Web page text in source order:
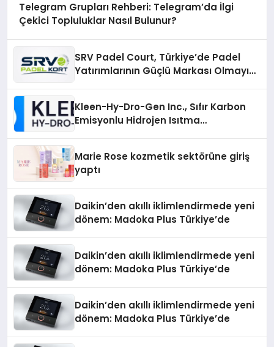
Telegram Grupları Rehberi: Telegram’da İlgi
Çekici Topluluklar Nasıl Bulunur?
SRV Padel Court, Türkiye’de Padel
Yatırımlarının Güçlü Markası Olmayı
Kleen-Hy-Dro-Gen Inc., Sıfır Karbon
Emisyonlu Hidrojen Isıtma
Marie Rose kozmetik sektörüne giriş
yaptı
Daikin’den akıllı iklimlendirmede yeni
dönem: Madoka Plus Türkiye’de
Daikin’den akıllı iklimlendirmede yeni
dönem: Madoka Plus Türkiye’de
Daikin’den akıllı iklimlendirmede yeni
dönem: Madoka Plus Türkiye’de